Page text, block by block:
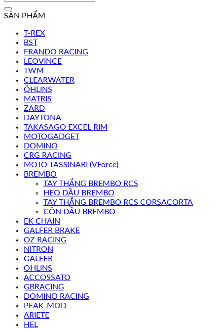
SẢN PHẨM
T-REX
BST
FRANDO RACING
LEOVINCE
TWM
CLEARWATER
ÖHLINS
MATRIS
ZARD
DAYTONA
TAKASAGO EXCEL RIM
MOTOGADGET
DOMINO
CRG RACING
MOTO TASSINARI (VForce)
BREMBO
TAY THẮNG BREMBO RCS
HEO DẦU BREMBO
TAY THẮNG BREMBO RCS CORSACORTA
CÔN DẦU BREMBO
EK CHAIN
GALFER BRAKE
OZ RACING
NITRON
GALFER
OHLINS
ACCOSSATO
GBRACING
DOMINO RACING
PEAK-MOD
ARIETE
HEL